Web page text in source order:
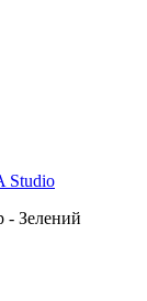
Studio
- Зелений